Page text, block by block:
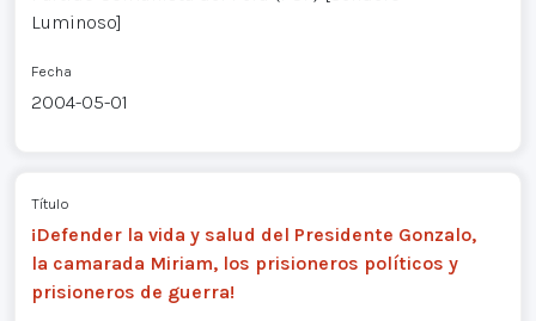
Luminoso]
Fecha
2004-05-01
Título
¡Defender la vida y salud del Presidente Gonzalo,
la camarada Miriam, los prisioneros políticos y
prisioneros de guerra!